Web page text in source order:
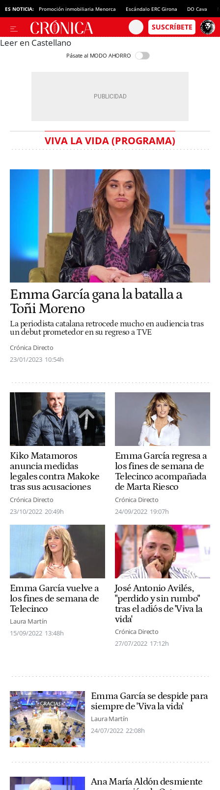
ES NOTICIA: Promoción inmobiliaria Menorca Escándalo ERC Girona DO Cava
Leer en Castellano
Pásate al MODO AHORRO
VIVA LA VIDA (PROGRAMA)
Emma García gana la batalla a
Toñi Moreno
La periodista catalana retrocede mucho en audiencia tras
un debut prometedor en su regreso a TVE
Crónica Directo
23/01/2023 10:54h
Kiko Matamoros
anuncia medidas
legales contra Makoke
tras sus acusaciones
Crónica Directo
23/10/2022 20:49h
Emma García regresa a
los fines de semana de
Telecinco acompañada
de Marta Riesco
Crónica Directo
24/09/2022 19:07h
Emma García vuelve a
los fines de semana de
Telecinco
Laura Martín
15/09/2022 13:48h
José Antonio Avilés,
"perdido y sin rumbo"
tras el adiós de 'Viva la
vida'
Crónica Directo
27/07/2022 17:12h
Emma García se despide para
siempre de 'Viva la vida'
Laura Martín
24/07/2022 22:08h
Ana María Aldón desmiente